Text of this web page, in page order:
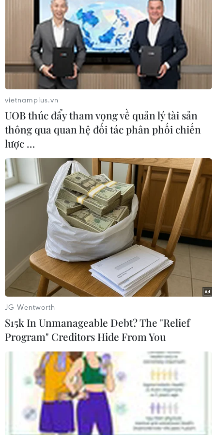
#Khung giá đất #Bảng giá đất
#Đô thị
#Đất thương mại
#Đất sản xuất #Nghị định 96
Theo dõi VietnamPlus
TIN LIÊN QUAN
vietnamplus.vn
UOB thúc đẩy tham vọng về quản lý tài sản
thông qua quan hệ đối tác phân phối chiến
lược …
JG Wentworth
$15k In Unmanageable Debt? The "Relief
Program" Creditors Hide From You